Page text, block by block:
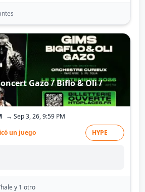
Gazo / Biflo & Oli /
→ Sep 3, 26, 9:59 PM
un juego HYPE
y 1 otro